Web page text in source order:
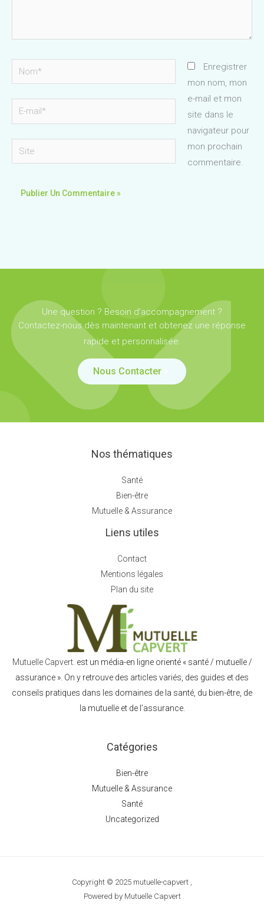
Nom*
mail*
Site
Enregistrer
mon nom, mon
e-mail et mon
site dans le
navigateur pour
mon prochain
commentaire.
Une question ? Besoin d’accompagnement ?
Contactez-nous dès maintenant et obtenez une réponse
rapide et personnalisée.
Nous Contacter
Nos thématiques
Santé
Bien-être
Mutuelle & Assurance
Liens utiles
Contact
Mentions légales
Plan du site
Mutuelle Capvert. est un média-en ligne orienté « santé / mutuelle /
assurance ». On y retrouve des articles variés, des guides et des
conseils pratiques dans les domaines de la santé, du bien-être, de
la mutuelle et de l’assurance.
Catégories
Bien-être
Mutuelle & Assurance
Santé
Uncategorized
Copyright © 2025 mutuelle-capvert ,
Powered by Mutuelle Capvert